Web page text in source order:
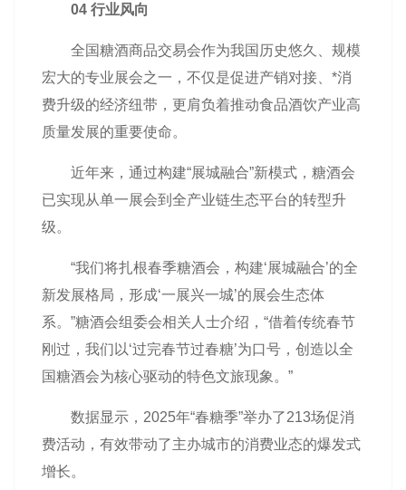
04 行业风向
全国糖酒商品交易会作为我国历史悠久、规模
宏大的专业展会之一，不仅是促进产销对接、*消
费升级的经济纽带，更肩负着推动食品酒饮产业高
质量发展的重要使命。
近年来，通过构建“展城融合”新模式，糖酒会
已实现从单一展会到全产业链生态平台的转型升
级。
“我们将扎根春季糖酒会 ，构建‘展城融合’的全
新发展格局，形成‘一展兴一城’的展会生态体
系。”糖酒会组委会相关人士介绍，“借着传统春节
刚过，我们以‘过完春节过春糖’为口号，创造以全
国糖酒会为核心驱动的特色文旅现象。”
数据显示，2025年“春糖季”举办了213场促消
费活动，有效带动了主办城市的消费业态的爆发式
增长。